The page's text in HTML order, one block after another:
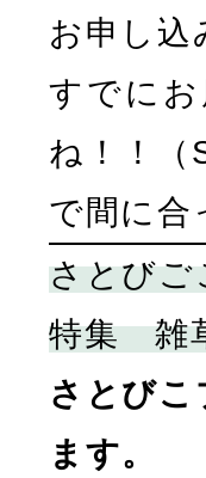
お申し込
すでに
ね！！（
で間に
さとび
特集 雑
さとび
ます。